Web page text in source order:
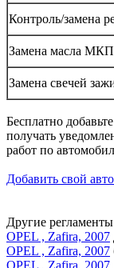
Контроль/замена
Замена масла
Замена свечей
Бесплатно
получать
работ по
Добавить свой
Другие
OPEL , Zafira, 2007
OPEL , Zafira, 2007
OPEL , Zafira, 2007